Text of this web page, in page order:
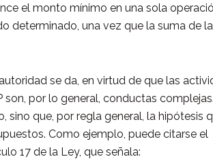
el monto mínimo en una sola
determinado, una vez que la suma de
se da, en virtud de que las
son, por lo general, conductas
sino que, por regla general, la hipótesis
Como ejemplo, puede citarse el
17 de la Ley, que señala: